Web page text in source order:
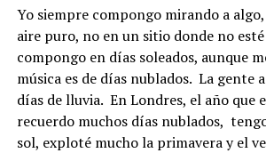
Yo siempre compongo mirando a
aire puro, no en un sitio donde no
compongo en días soleados, aunque
música es de días nublados. La gente
días de lluvia. En Londres, el año que
recuerdo muchos días nublados,
sol, exploté mucho la primavera y el